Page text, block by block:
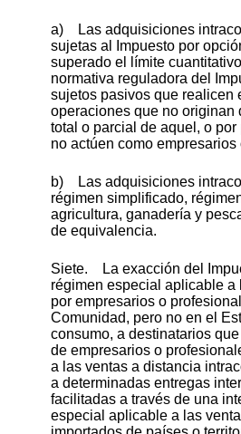
a) Las adquisiciones
sujetas al Impuesto por
superado el límite
normativa reguladora del
sujetos pasivos que realicen
operaciones que no originan
total o parcial de aquel, o
no actúen como
b) Las adquisiciones
régimen simplificado,
agricultura, ganadería y
de equivalencia.
Siete. La exacción del
régimen especial aplicable a
por empresarios o
Comunidad, pero no en el
consumo, a destinatarios
de empresarios o
a las ventas a distancia
a determinadas entregas
facilitadas a través de una
especial aplicable a las